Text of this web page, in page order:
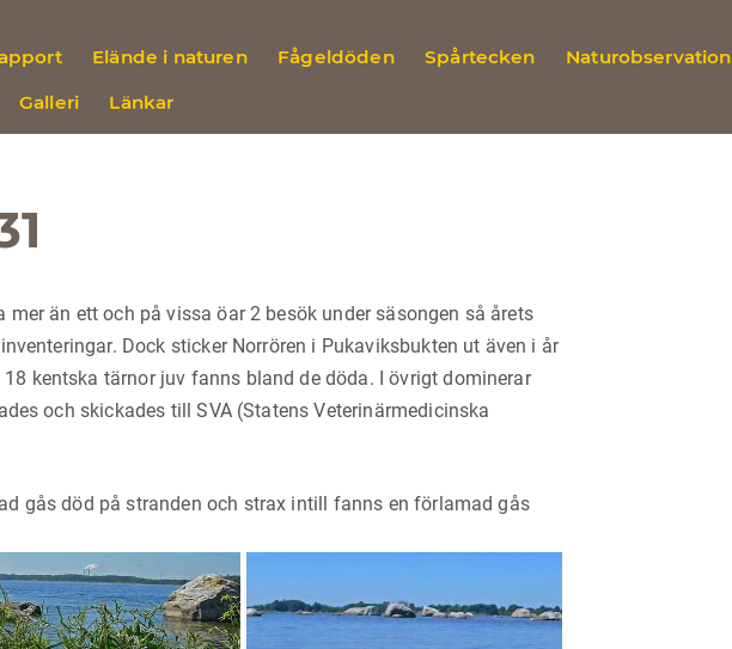
Elände i naturen Fågeldöden Spårtecken Naturobservation
Galleri Länkar
än ett och på vissa öar 2 besök under säsongen så årets
Dock sticker Norrören i Pukaviksbukten ut även i år
kentska tärnor juv fanns bland de döda. I övrigt dominerar
och skickades till SVA (Statens Veterinärmedicinska
gås död på stranden och strax intill fanns en förlamad gås